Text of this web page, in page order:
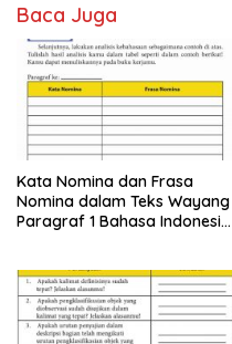
Baca Juga
Kata Nomina dan Frasa
Nomina dalam Teks Wayang
Paragraf 1 Bahasa Indonesia